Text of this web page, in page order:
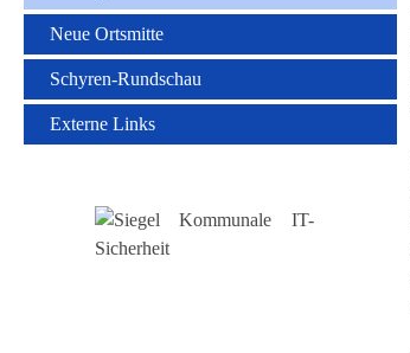
Neue Ortsmitte
Schyren-Rundschau
Externe Links